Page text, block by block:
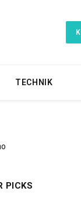
TECHNIK
PICKS